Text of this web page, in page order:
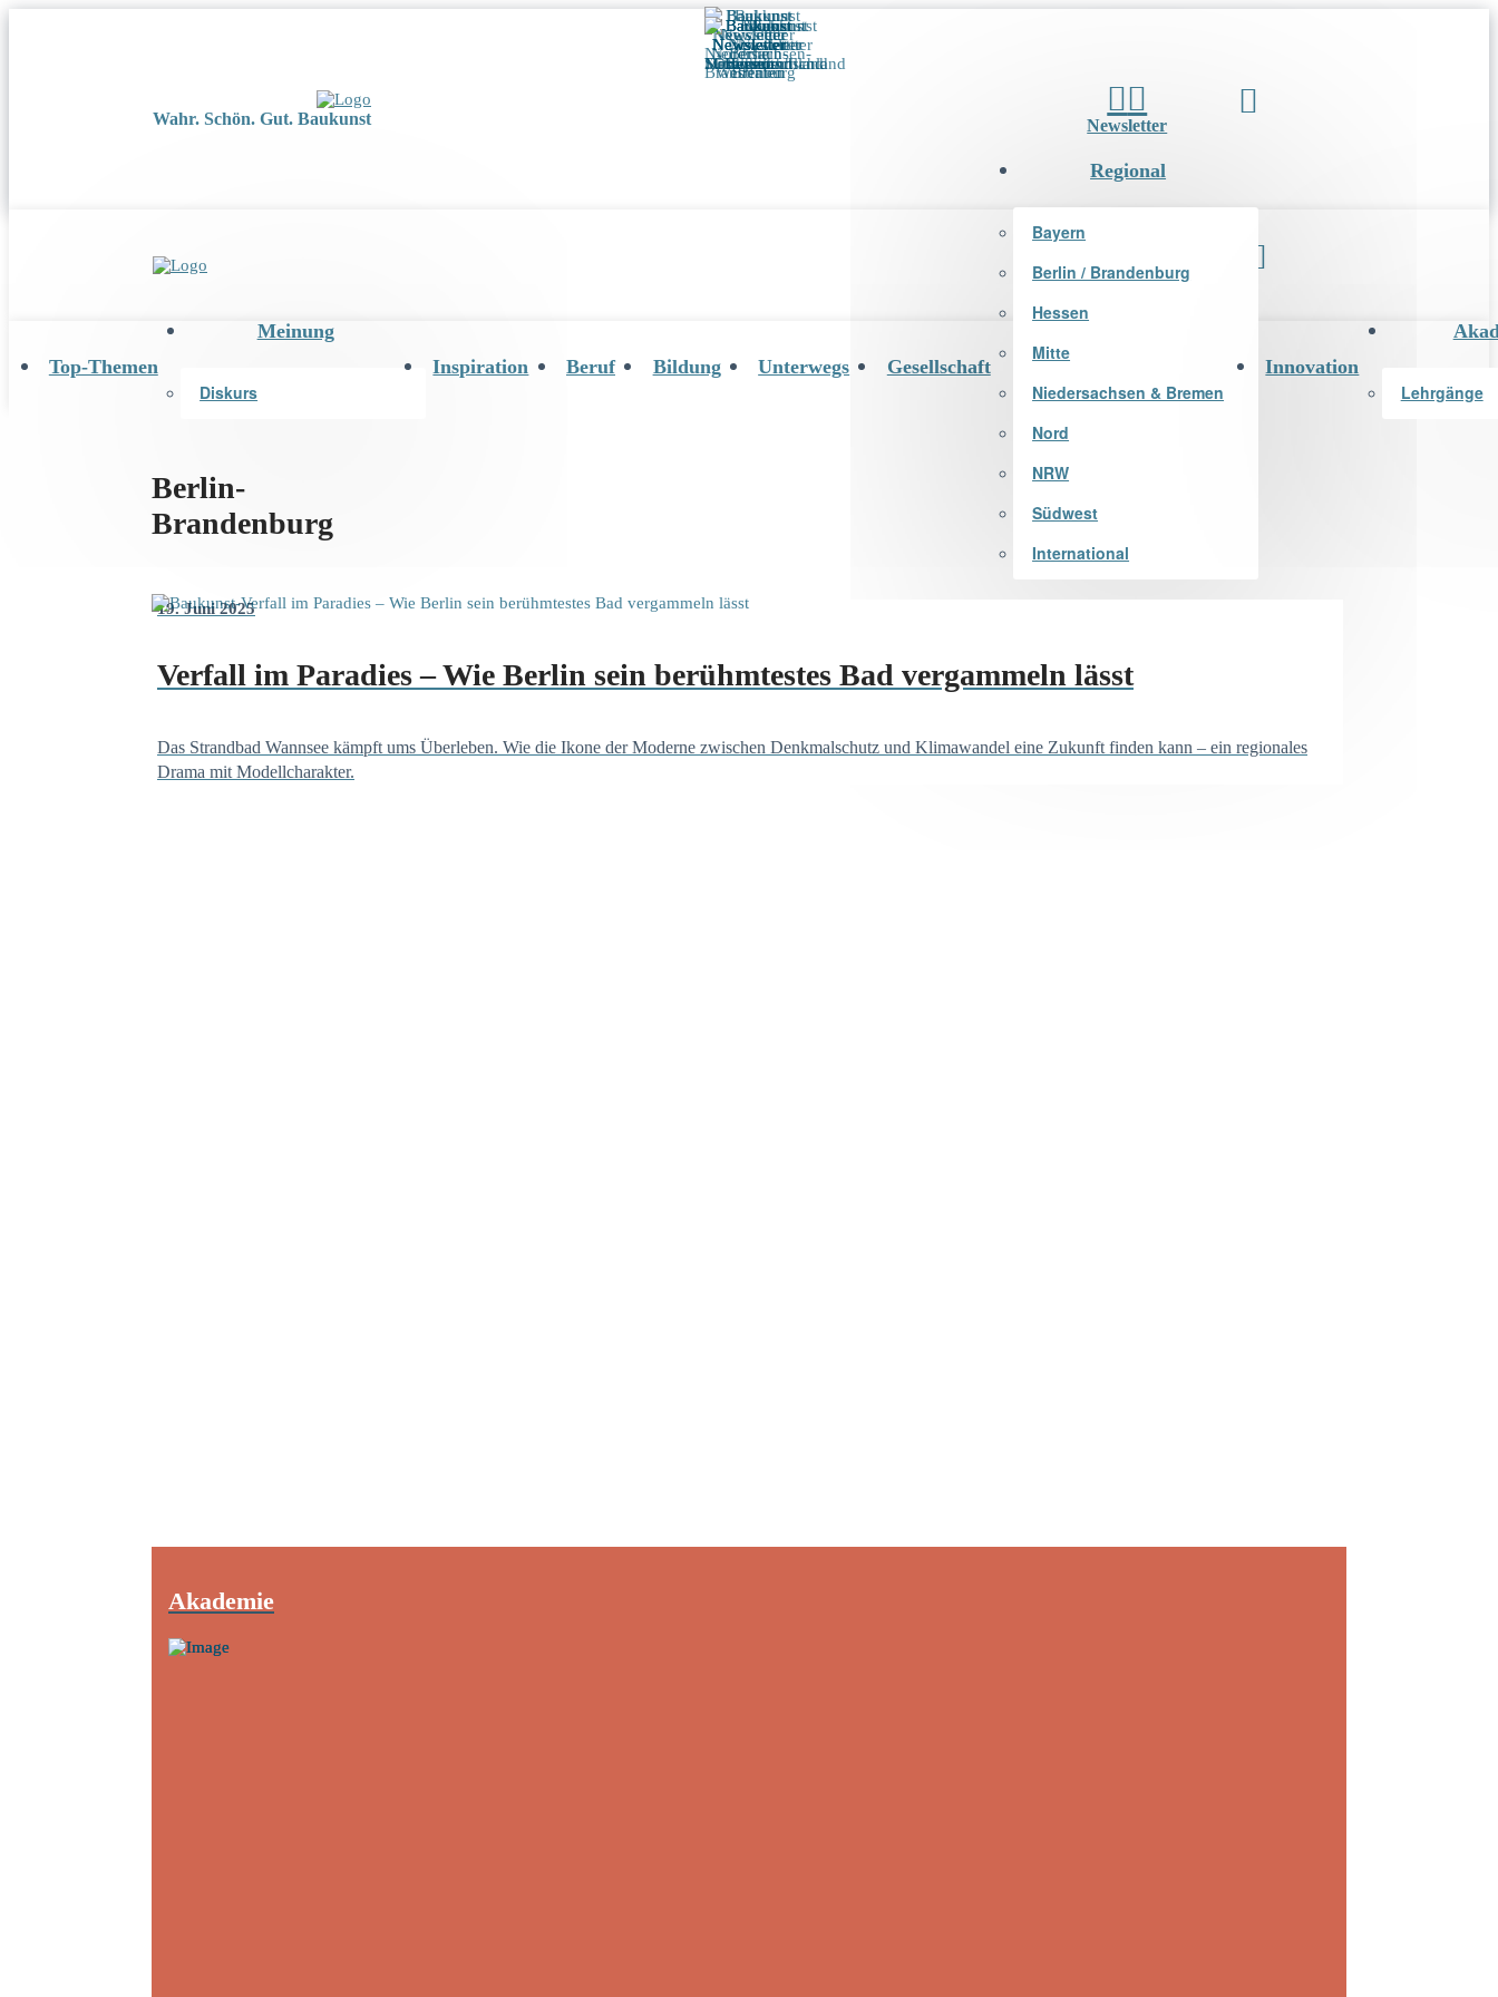
Wahr. Schön. Gut. Baukunst Newsletter
Newsletter
Top-Themen
Meinung
Diskurs
Inspiration Beruf Bildung Unterwegs Gesellschaft
Regional
Bayern
Berlin / Brandenburg
Hessen
Mitte
Niedersachsen & Bremen
Nord
NRW
Südwest
International
Innovation
Lehrgänge
Berlin-
Brandenburg
19. Juni 2025
Verfall im Paradies – Wie Berlin sein berühmtestes Bad vergammeln lässt
Das Strandbad Wannsee kämpft ums Überleben. Wie die Ikone der Moderne zwischen Denkmalschutz und Klimawandel eine Zukunft finden kann – ein regionales
Drama mit Modellcharakter.
Akademie